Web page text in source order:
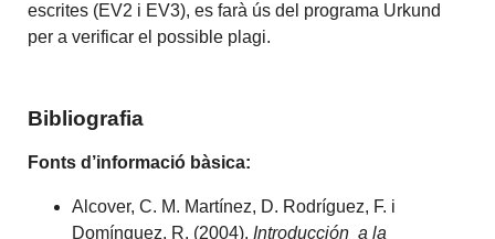
escrites (EV2 i EV3), es farà ús del programa Urkund
per a verificar el possible plagi.
Bibliografia
Fonts d’informació bàsica:
Alcover, C. M. Martínez, D. Rodríguez, F. i
Domínguez, R. (2004). Introducción a la